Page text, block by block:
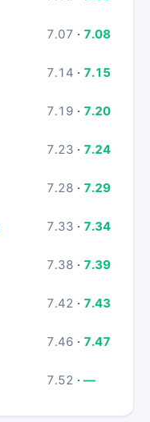
7.07 · 7.08
7.14 · 7.15
7.19 · 7.20
7.23 · 7.24
7.28 · 7.29
7.33 · 7.34
7.38 · 7.39
7.42 · 7.43
7.46 · 7.47
7.52 · —